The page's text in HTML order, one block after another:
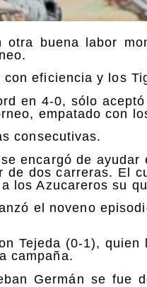
otra buena labor
eficiencia y los
en 4-0, sólo
empatado con
consecutivas.
encargó de
de dos carreras. El
los Azucareros su
el noveno
Tejeda (0-1),
campaña.
Germán se